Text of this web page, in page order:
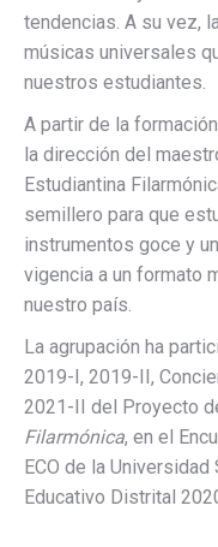
tendencias. A su vez,
músicas universales
nuestros estudiantes.
A partir de la
la dirección del
Estudiantina
semillero para que
instrumentos goce y
vigencia a un formato
nuestro país.
La agrupación ha
2019-I, 2019-II,
2021-II del Proyecto
Filarmónica, en el
ECO de la
Educativo Distrital